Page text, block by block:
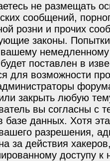
не размещать
сообщений,
розни и прочих
законы.
вашему
поставлен в
для возможности
закрыть любую
вы согласны с
базе данных. Хотя
разрешения,
за действия
доступу к